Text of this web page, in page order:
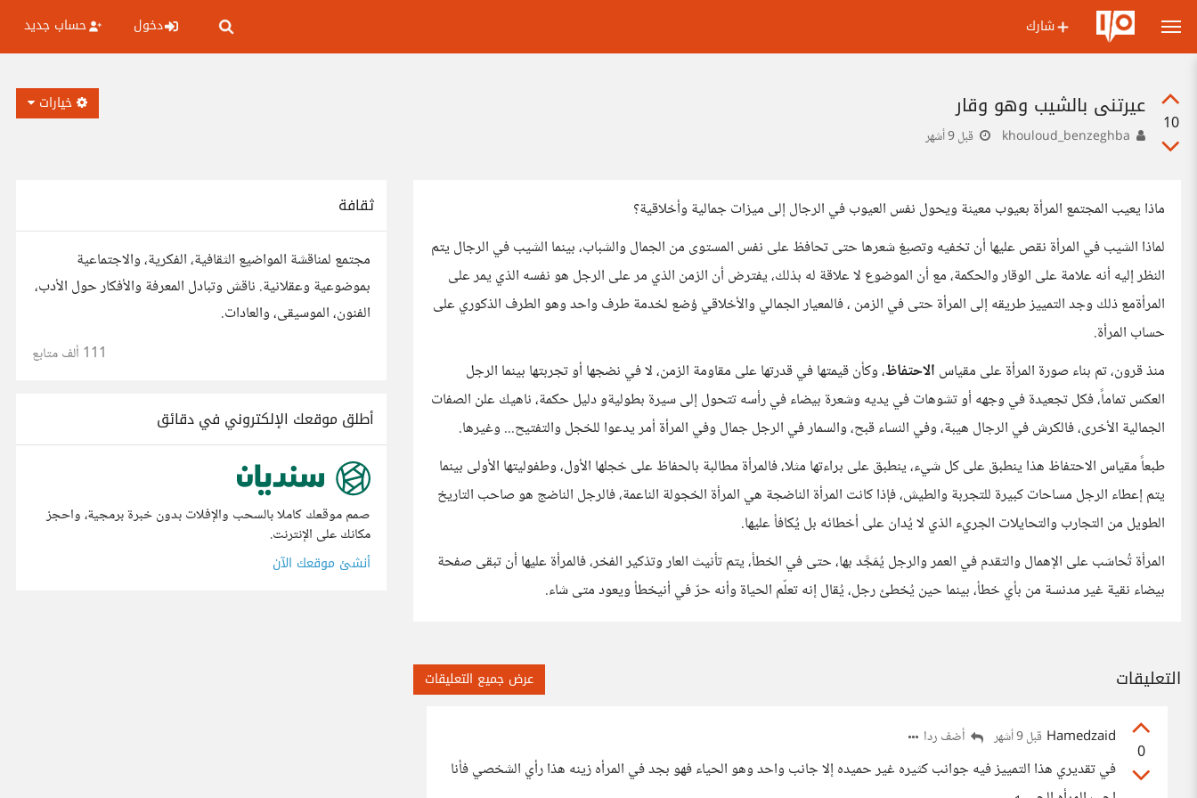
شارك دخول حساب جديد
10
عيرتني بالشيب وهو وقار
قبل 9 أشهر
خيارات
ماذا يعيب المجتمع المرأة بعيوب معينة ويحول نفس العيوب في الرجال إلى ميزات جمالية وأخلاقية؟
لماذا الشيب في المرأة نقص عليها أن تخفيه وتصبغ شعرها حتى تحافظ على نفس المستوى من الجمال والشباب، بينما الشيب في الرجال يتم
النظر إليه أنه علامة على الوقار والحكمة، مع أن الموضوع لا علاقة له بذلك، يفترض أن الزمن الذي مر على الرجل هو نفسه الذي يمر على
المرأةمع ذلك وجد التمييز طريقه إلى المرأة حتى في الزمن ، فالمعيار الجمالي والأخلاقي وُضع لخدمة طرف واحد وهو الطرف الذكوري على
حساب المرأة.
منذ قرون، تم بناء صورة المرأة على مقياس الاحتفاظ، وكأن قيمتها في قدرتها على مقاومة الزمن، لا في نضجها أو تجربتها بينما الرجل
العكس تماماً، فكل تجعيدة في وجهه أو تشوهات في يديه وشعرة بيضاء في رأسه تتحول إلى سيرة بطوليةو دليل حكمة، ناهيك علن الصفات
الجمالية الأخرى، فالكرش في الرجال هيبة، وفي النساء قبح، والسمار في الرجل جمال وفي المرأة أمر يدعوا للخجل والتفتيح... وغيرها.
طبعاً مقياس الاحتفاظ هذا ينطبق على كل شيء، ينطبق على براءتها مثلا، فالمرأة مطالبة بالحفاظ على خجلها الأول، وطفوليتها الأولى بينما
يتم إعطاء الرجل مساحات كبيرة للتجربة والطيش، فإذا كانت المرأة الناضجة هي المرأة الخجولة الناعمة، فالرجل الناضج هو صاحب التاريخ
الطويل من التجارب والتحايلات الجريء الذي لا يُدان على أخطائه بل يُكافأ عليها.
المرأة تُحاسَب على الإهمال والتقدم في العمر والرجل يُمَجَّد بها، حتى في الخطأ، يتم تأنيث العار وتذكير الفخر، فالمرأة عليها أن تبقى صفحة
بيضاء نقية غير مدنسة من بأي خطأ، بينما حين يُخطئ رجل، يُقال إنه تعلّم الحياة وأنه حرّ في أنيخطأ ويعود متى شاء.
التعليقات عرض جميع التعليقات
0
Hamedzaid قبل 9 أشهر أضف ردا
في تقديري هذا التمييز فيه جوانب كثيره غير حميده إلا جانب واحد وهو الحياء فهو بجد في المرأه زينه هذا رأي الشخصي فأنا
ثقافة
مجتمع لمناقشة المواضيع الثقافية، الفكرية، والاجتماعية
بموضوعية وعقلانية. ناقش وتبادل المعرفة والأفكار حول الأدب،
الفنون، الموسيقى، والعادات.
111 ألف متابع
أطلق موقعك الإلكتروني في دقائق
صمم موقعك كاملا بالسحب والإفلات بدون خبرة برمجية، واحجز
مكانك على الإنترنت.
أنشئ موقعك الآن